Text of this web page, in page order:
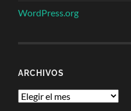
WordPress.org
ARCHIVOS
Archivos